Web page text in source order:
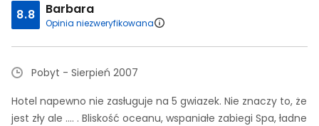
8.8 Barbara
Opinia niezweryfikowana
Pobyt - Sierpień 2007
Hotel napewno nie zasługuje na 5 gwiazek. Nie znaczy to, że
jest zły ale .... . Bliskość oceanu, wspaniałe zabiegi Spa, ładne